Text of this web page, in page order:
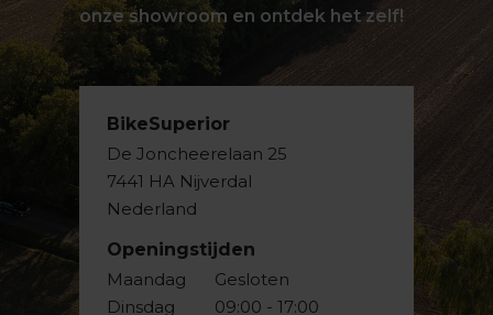
onze showroom en ontdek het zelf!
BikeSuperior
De Joncheerelaan 25
7441 HA Nijverdal
Nederland
Openingstijden
Maandag
Dinsdag
Gesloten
09:00 - 17:00